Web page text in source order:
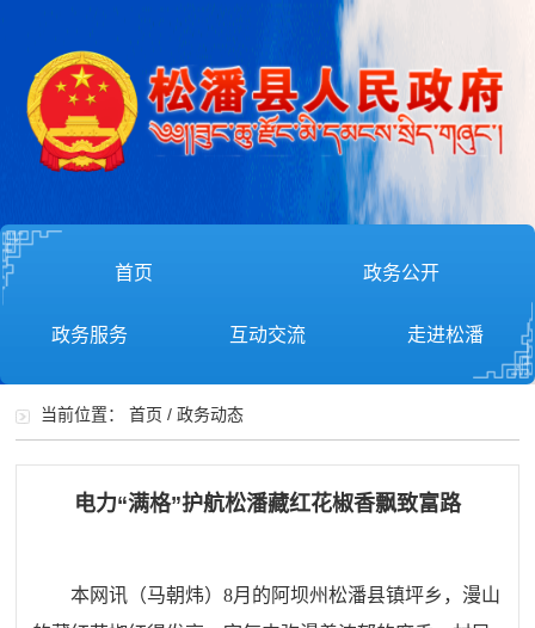
首页 政务公开
政务服务 互动交流 走进松潘
当前位置：首页 /政务动态
电力“满格”护航松潘藏红花椒香飘致富路
本网讯（马朝炜）8月的阿坝州松潘县镇坪乡，漫山